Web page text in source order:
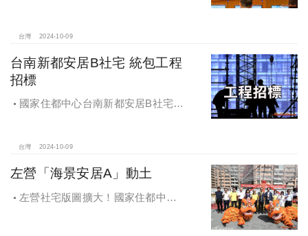
台灣 2024-10-09
台南新都安居B社宅 統包工程
招標
國家住都中心台南新都安居B社宅
台灣 2024-10-09
左營「海景安居A」動土
左營社宅版圖擴大！國家住都中心